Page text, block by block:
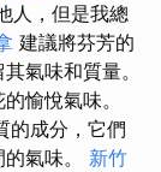
人，但是我總
建議將芬芳的
氣味和質量。
愉悅氣味。
的成分，它們
氣味。 新竹